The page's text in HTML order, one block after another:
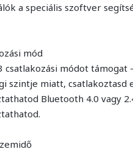
a speciális szoftver
mód
csatlakozási módot
szintje miatt, csatlakoztasd
Bluetooth 4.0 vagy